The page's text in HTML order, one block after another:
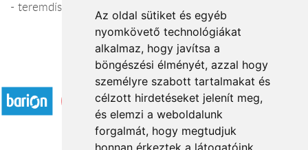
Az oldal sütiket és egyéb
nyomkövető technológiákat
alkalmaz, hogy javítsa a
böngészési élményét, azzal hogy
személyre szabott tartalmakat és
célzott hirdetéseket jelenít meg,
és elemzi a weboldalunk
forgalmát, hogy megtudjuk
honnan érkeztek a látogatóink.
- teremdíszítés, templomdíszítés
Elfogadott fizetési módok